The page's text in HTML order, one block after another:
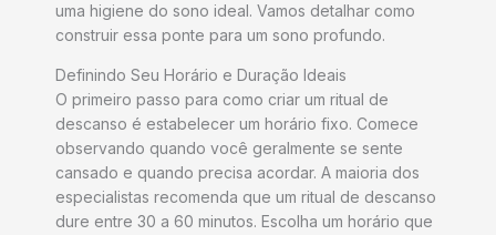
uma higiene do sono ideal. Vamos detalhar como
construir essa ponte para um sono profundo.
Definindo Seu Horário e Duração Ideais
O primeiro passo para como criar um ritual de
descanso é estabelecer um horário fixo. Comece
observando quando você geralmente se sente
cansado e quando precisa acordar. A maioria dos
especialistas recomenda que um ritual de descanso
dure entre 30 a 60 minutos. Escolha um horário que